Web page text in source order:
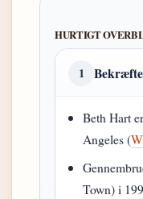
HURTIGT
1
Beth Hart
Angeles (
Town) i